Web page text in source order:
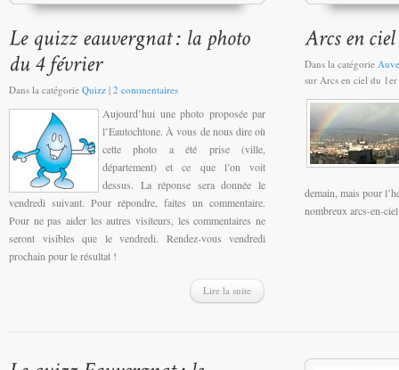
Dans la catégorie Quizz | 2 commentaires
Aujourd’hui une photo proposée par
l’Eautochtone. À vous de nous dire où
cette photo a été prise (ville,
département) et ce que l’on voit
dessus. La réponse sera donnée le
vendredi suivant. Pour répondre, faites un commentaire.
Pour ne pas aider les autres visiteurs, les commentaires ne
seront visibles que le vendredi. Rendez-vous vendredi
prochain pour le résultat !
Lire la suite
Dans la catégorie
sur Arcs en ciel du
demain, mais pour
nombreux arcs-en-